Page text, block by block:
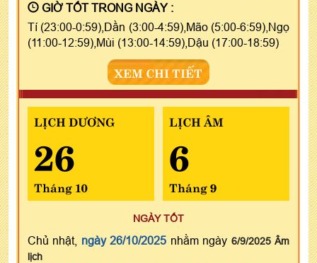
GIỜ TỐT TRONG NGÀY :
Tí (23:00-0:59),Dần (3:00-4:59),Mão (5:00-6:59),Ngọ
(11:00-12:59),Mùi (13:00-14:59),Dậu (17:00-18:59)
XEM CHI TIẾT
LỊCH DƯƠNG
26
Tháng 10
LỊCH ÂM
6
Tháng 9
NGÀY TỐT
Chủ nhật, ngày 26/10/2025 nhằm ngày 6/9/2025 Âm
lịch